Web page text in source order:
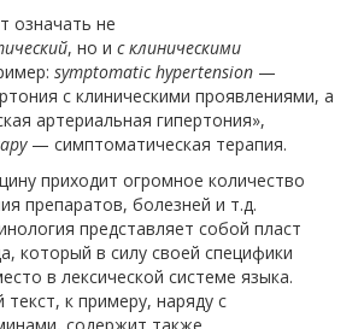
означать не
, но и с клиническими
symptomatic hypertension —
с клиническими проявлениями, а
артериальная гипертония»,
— симптоматическая терапия.
приходит огромное количество
препаратов, болезней и т.д.
представляет собой пласт
который в силу своей специфики
в лексической системе языка.
к примеру, наряду с